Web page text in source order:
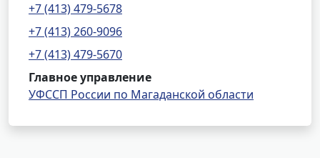
+7 (413) 479-5678
+7 (413) 260-9096
+7 (413) 479-5670
Главное управление
УФССП России по Магаданской области